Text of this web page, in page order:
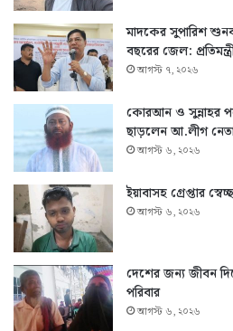
মাদকের সুপারিশ
বছরের জেল:
আগস্ট ৭, ২০২৬
কোরআন ও সুন্নাহর
ছাড়লেন আ.লীগ নেতা
আগস্ট ৬, ২০২৬
ইয়াবাসহ গ্রেপ্তার
আগস্ট ৬, ২০২৬
দেশের জন্য জীবন
পরিবার
আগস্ট ৬, ২০২৬